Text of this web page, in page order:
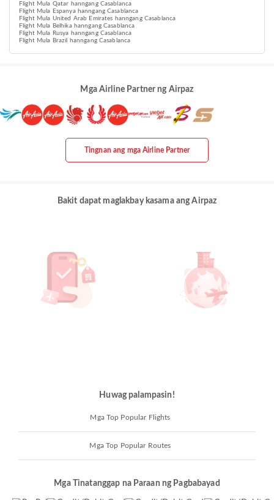
Flight Mula Qatar hanngang Casablanca
Flight Mula Espanya hanngang Casablanca
Flight Mula United Arab Emirates hanngang Casablanca
Flight Mula Belhika hanngang Casablanca
Flight Mula Rusya hanngang Casablanca
Flight Mula Brazil hanngang Casablanca
Mga Airline Partner ng Airpaz
Tingnan ang mga Airline Partner
Bakit dapat maglakbay kasama ang Airpaz
Huwag palampasin!
Mga Top Popular Flights
Mga Top Popular Routes
Mga Tinatanggap na Paraan ng Pagbabayad